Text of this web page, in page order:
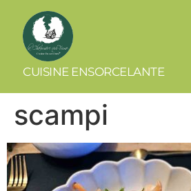
CUISINE ENSORCELANTE
scampi